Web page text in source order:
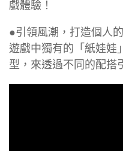
戲體驗！
●引領風潮，打造個人
遊戲中獨有的「紙娃娃
型，來透過不同的配搭